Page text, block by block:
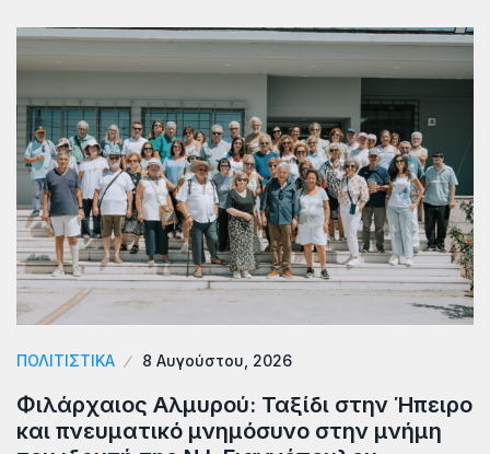
ΠΟΛΙΤΙΣΤΙΚΑ 8 Αυγούστου, 2026
Φιλάρχαιος Αλμυρού: Ταξίδι στην Ήπειρο
και πνευματικό μνημόσυνο στην μνήμη